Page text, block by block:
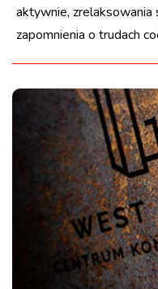
aktywnie, zrelaksowania
zapomnienia o trudach